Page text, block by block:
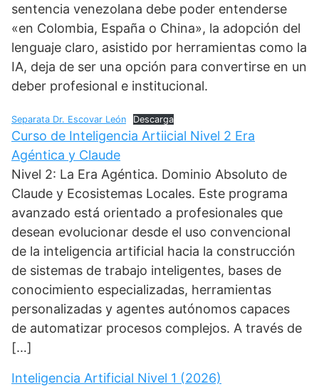
sentencia venezolana debe poder entenderse
«en Colombia, España o China», la adopción del
lenguaje claro, asistido por herramientas como la
IA, deja de ser una opción para convertirse en un
deber profesional e institucional.
Separata Dr. Escovar León Descarga
Curso de Inteligencia Artiicial Nivel 2 Era
Agéntica y Claude
Nivel 2: La Era Agéntica. Dominio Absoluto de
Claude y Ecosistemas Locales. Este programa
avanzado está orientado a profesionales que
desean evolucionar desde el uso convencional
de la inteligencia artificial hacia la construcción
de sistemas de trabajo inteligentes, bases de
conocimiento especializadas, herramientas
personalizadas y agentes autónomos capaces
de automatizar procesos complejos. A través de
[…]
Inteligencia Artificial Nivel 1 (2026)